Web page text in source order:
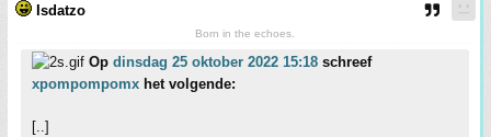
Isdatzo
Born in the echoes.
Op dinsdag 25 oktober 2022 15:18 schreef
xpompompomx het volgende:
[..]